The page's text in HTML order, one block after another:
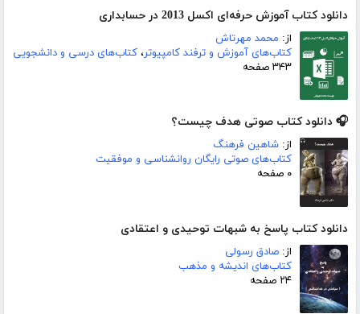
دانلود کتاب آموزش حرفه‌ای اکسل 2013 در حسابداری
از: محمد مهرتاش
کتاب‌های آموزش و ترفند کامپیوتر، کتاب‌های درسی و دانشجویی
۳۴۳ صفحه
🎧 دانلود کتاب صوتی هدف چیست؟
از: شاهین فرهنگ
کتاب‌های صوتی رایگان روانشناسی و موفقیت
۰ صفحه
دانلود کتاب پاسخ به شبهات توحیدی و اعتقادی
از: صادق رسولی
کتاب‌های اندیشه و مذهب
۲۴ صفحه